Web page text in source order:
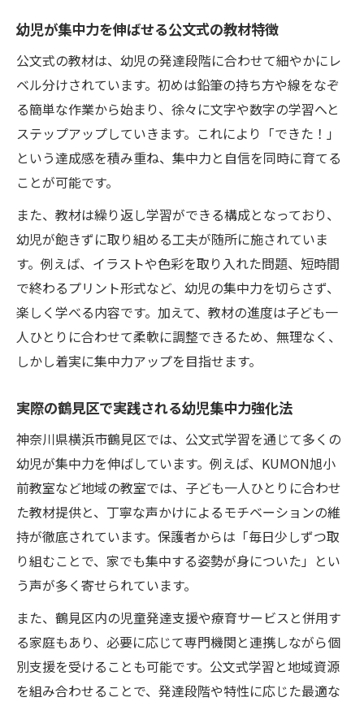
幼児の集中力を高める発達支援の基本
集中力アップに向けた個別支援の重要性
幼児の集中力と発達段階に合わせた支援法
鶴見区で受けられる幼児発達支援の種類
公文式活用による幼児集中力の効果的な伸
ばし方
幼児が集中力を伸ばせる公文式の教材特徴
公文式の教材は、幼児の発達段階に合わせて細やかにレ
ベル分けされています。初めは鉛筆の持ち方や線をなぞ
る簡単な作業から始まり、徐々に文字や数字の学習へと
ステップアップしていきます。これにより「できた！」
という達成感を積み重ね、集中力と自信を同時に育てる
ことが可能です。
また、教材は繰り返し学習ができる構成となっており、
幼児が飽きずに取り組める工夫が随所に施されていま
す。例えば、イラストや色彩を取り入れた問題、短時間
で終わるプリント形式など、幼児の集中力を切らさず、
楽しく学べる内容です。加えて、教材の進度は子ども一
人ひとりに合わせて柔軟に調整できるため、無理なく、
しかし着実に集中力アップを目指せます。
実際の鶴見区で実践される幼児集中力強化法
神奈川県横浜市鶴見区では、公文式学習を通じて多くの
幼児が集中力を伸ばしています。例えば、KUMON旭小
前教室など地域の教室では、子ども一人ひとりに合わせ
た教材提供と、丁寧な声かけによるモチベーションの維
持が徹底されています。保護者からは「毎日少しずつ取
り組むことで、家でも集中する姿勢が身についた」とい
う声が多く寄せられています。
また、鶴見区内の児童発達支援や療育サービスと併用す
る家庭もあり、必要に応じて専門機関と連携しながら個
別支援を受けることも可能です。公文式学習と地域資源
を組み合わせることで、発達段階や特性に応じた最適な